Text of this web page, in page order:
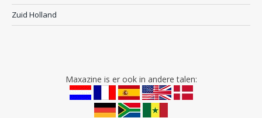
Zuid Holland
Maxazine is er ook in andere talen: